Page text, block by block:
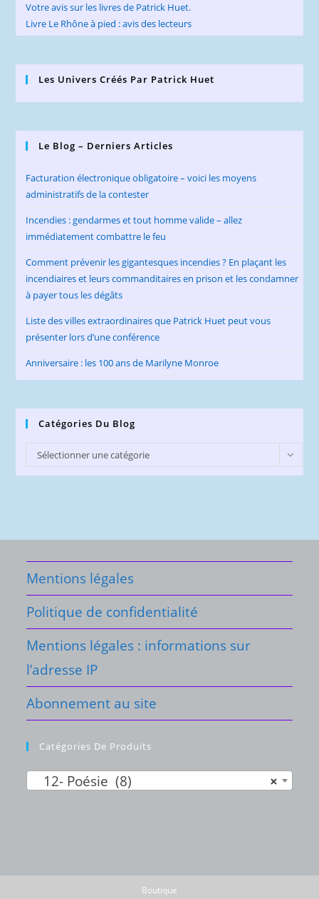
Votre avis sur les livres de Patrick Huet.
Livre Le Rhône à pied : avis des lecteurs
Les Univers Créés Par Patrick Huet
Le Blog – Derniers Articles
Facturation électronique obligatoire – voici les moyens
administratifs de la contester
Incendies : gendarmes et tout homme valide – allez
immédiatement combattre le feu
Comment prévenir les gigantesques incendies ? En plaçant les
incendiaires et leurs commanditaires en prison et les condamner
à payer tous les dégâts
Liste des villes extraordinaires que Patrick Huet peut vous
présenter lors d’une conférence
Anniversaire : les 100 ans de Marilyne Monroe
Catégories Du Blog
Catégories
du
Sélectionner une catégorie
Mentions légales
Politique de confidentialité
Mentions légales : informations sur
l’adresse IP
Abonnement au site
Catégories De Produits
×
12- Poésie (8)
Boutique